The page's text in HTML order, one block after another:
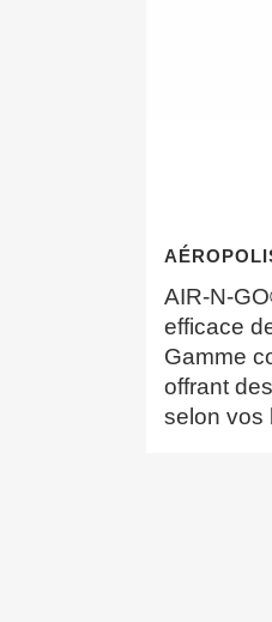
AIR-N-
efficace
Gamme
offrant
selon vos